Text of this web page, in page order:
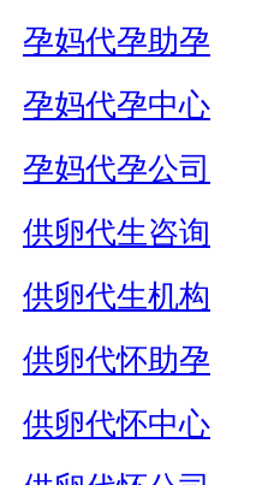
孕妈代孕助孕
孕妈代孕中心
孕妈代孕公司
供卵代生咨询
供卵代生机构
供卵代怀助孕
供卵代怀中心